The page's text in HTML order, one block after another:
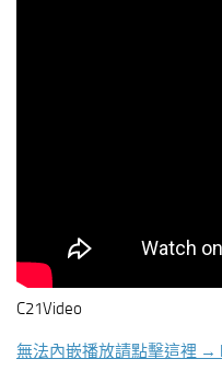
C21Video
無法內嵌播放請點擊這裡 →